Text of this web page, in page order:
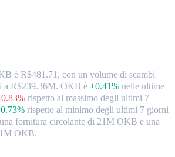
è R$481.71, con un volume di scambi
a R$239.36M. OKB è +0.41% nelle ultime
rispetto al massimo degli ultimi 7
rispetto al minimo degli ultimi 7 giorni
fornitura circolante di 21M OKB e una
OKB.